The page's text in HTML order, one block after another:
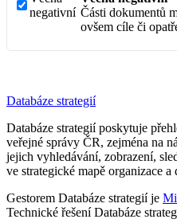
negativní Části dokumentů
ovšem cíle či
Databáze strategií
Databáze strategií poskytuje
veřejné správy ČR, zejména na
jejich vyhledávání, zobrazení,
ve strategické mapě organizace a
Gestorem Databáze strategií je
Technické řešení Databáze